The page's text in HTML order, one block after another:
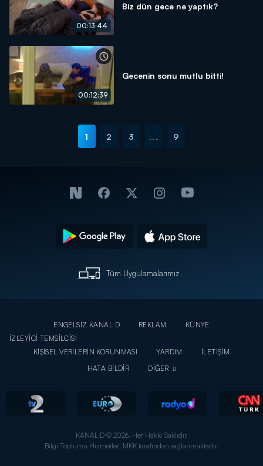
00:13:44
Biz dün gece ne yaptık?
00:12:39
Gecenin sonu mutlu bitti!
1 2 3 ... 9
Tüm Uygulamalarımız
ENGELSİZ KANAL D REKLAM
KÜNYE
İZLEYİCİ TEMSİLCİSİ
KİŞİSEL VERİLERİN KORUNMASI
YARDIM
İLETİŞİM
HATA BİLDİR
DİĞER
KANAL D © 2026. Her Hakkı Saklıdır.
Bilgi Toplumu Hizmetleri MKK tarafından sağlanmaktadır.